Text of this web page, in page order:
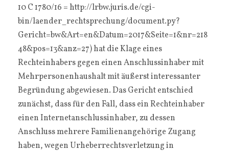
10 C 1780/16 = http://lrbw.juris.de/cgi-
bin/laender_rechtsprechung/document.py?
Gericht=bw&Art=en&Datum=2017&Seite=1&nr=218
48&pos=13&anz=27) hat die Klage eines
Rechteinhabers gegen einen Anschlussinhaber mit
Mehrpersonenhaushalt mit äußerst interessanter
Begründung abgewiesen. Das Gericht entschied
zunächst, dass für den Fall, dass ein Rechteinhaber
einen Internetanschlussinhaber, zu dessen
Anschluss mehrere Familienangehörige Zugang
haben, wegen Urheberrechtsverletzung in